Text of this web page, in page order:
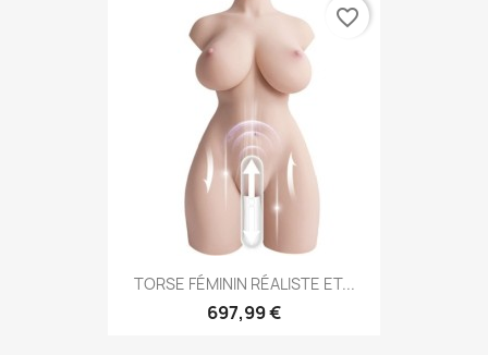
TORSE FÉMININ RÉALISTE ET...
697,99 €
favorite_border